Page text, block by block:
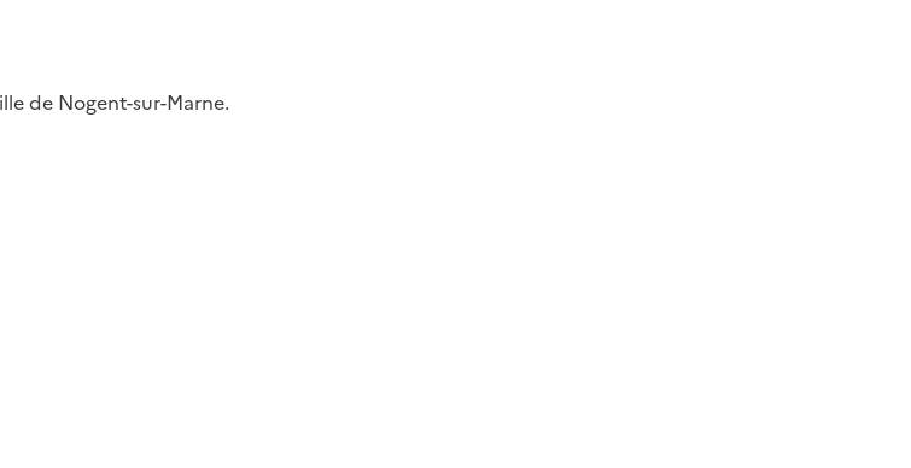
de Nogent-sur-Marne.